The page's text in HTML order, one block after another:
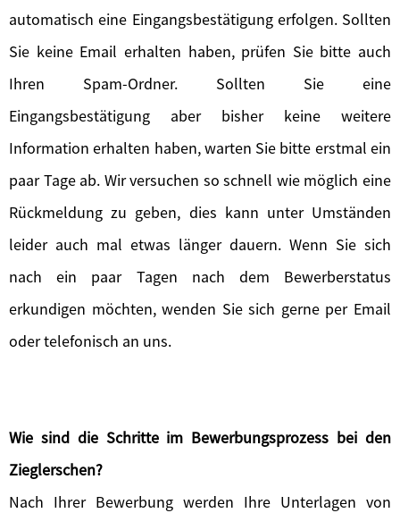
automatisch eine Eingangsbestätigung erfolgen. Sollten
Sie keine Email erhalten haben, prüfen Sie bitte auch
Ihren Spam-Ordner. Sollten Sie eine
Eingangsbestätigung aber bisher keine weitere
Information erhalten haben, warten Sie bitte erstmal ein
paar Tage ab. Wir versuchen so schnell wie möglich eine
Rückmeldung zu geben, dies kann unter Umständen
leider auch mal etwas länger dauern. Wenn Sie sich
nach ein paar Tagen nach dem Bewerberstatus
erkundigen möchten, wenden Sie sich gerne per Email
oder telefonisch an uns.
Wie sind die Schritte im Bewerbungsprozess bei den
Zieglerschen?
Nach Ihrer Bewerbung werden Ihre Unterlagen von